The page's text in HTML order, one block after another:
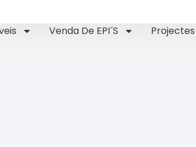
Venda De EPI´s Projectes